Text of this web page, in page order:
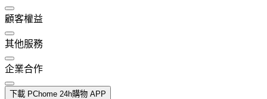
顧客權益
其他服務
企業合作
下載 PChome 24h購物 APP